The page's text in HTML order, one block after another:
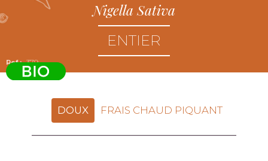
379
Nigella Sativa
ENTIER
DOUX FRAIS CHAUD PIQUANT